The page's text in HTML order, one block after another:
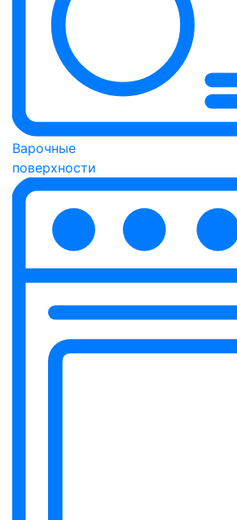
Варочные
поверхности